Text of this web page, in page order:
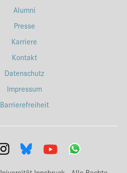
Alumni
Presse
Karriere
Kontakt
Datenschutz
Impressum
Barrierefreiheit